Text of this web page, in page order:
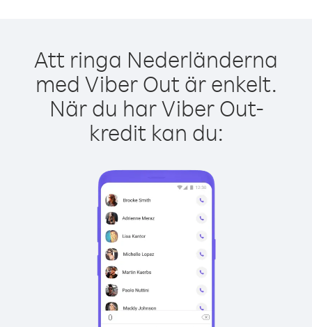
Att ringa Nederländerna
med Viber Out är enkelt.
När du har Viber Out-
kredit kan du: